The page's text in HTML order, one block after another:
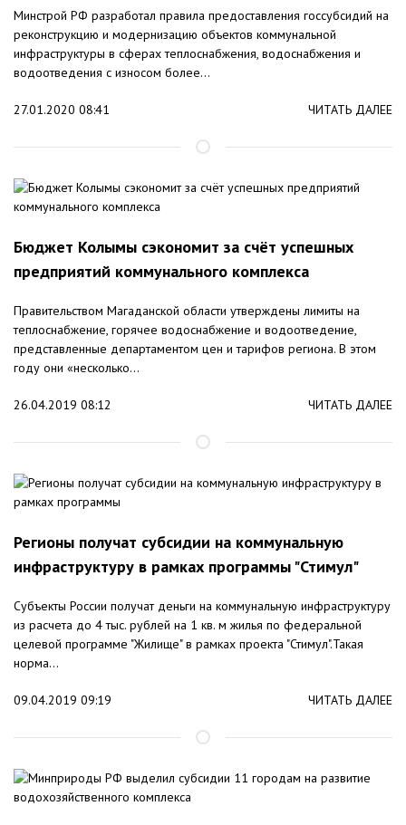
Минстрой РФ разработал правила предоставления госсубсидий на
реконструкцию и модернизацию объектов коммунальной
инфраструктуры в сферах теплоснабжения, водоснабжения и
водоотведения с износом более...
27.01.2020 08:41 ЧИТАТЬ ДАЛЕЕ
Бюджет Колымы сэкономит за счёт успешных
предприятий коммунального комплекса
Правительством Магаданской области утверждены лимиты на
теплоснабжение, горячее водоснабжение и водоотведение,
представленные департаментом цен и тарифов региона. В этом
году они «несколько...
26.04.2019 08:12 ЧИТАТЬ ДАЛЕЕ
Регионы получат субсидии на коммунальную
инфраструктуру в рамках программы "Стимул"
Субъекты России получат деньги на коммунальную инфраструктуру
из расчета до 4 тыс. рублей на 1 кв. м жилья по федеральной
целевой программе "Жилище" в рамках проекта "Стимул".Такая
норма...
09.04.2019 09:19 ЧИТАТЬ ДАЛЕЕ